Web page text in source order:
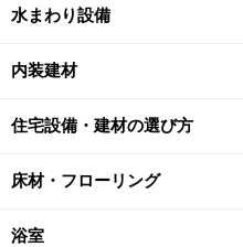
水まわり設備
内装建材
住宅設備・建材の選び方
床材・フローリング
浴室